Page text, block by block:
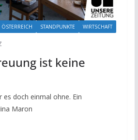
ÖSTERREICH STANDPUNKTE WIRTSCHAFT
ist keine
es doch einmal ohne. Ein
Maron